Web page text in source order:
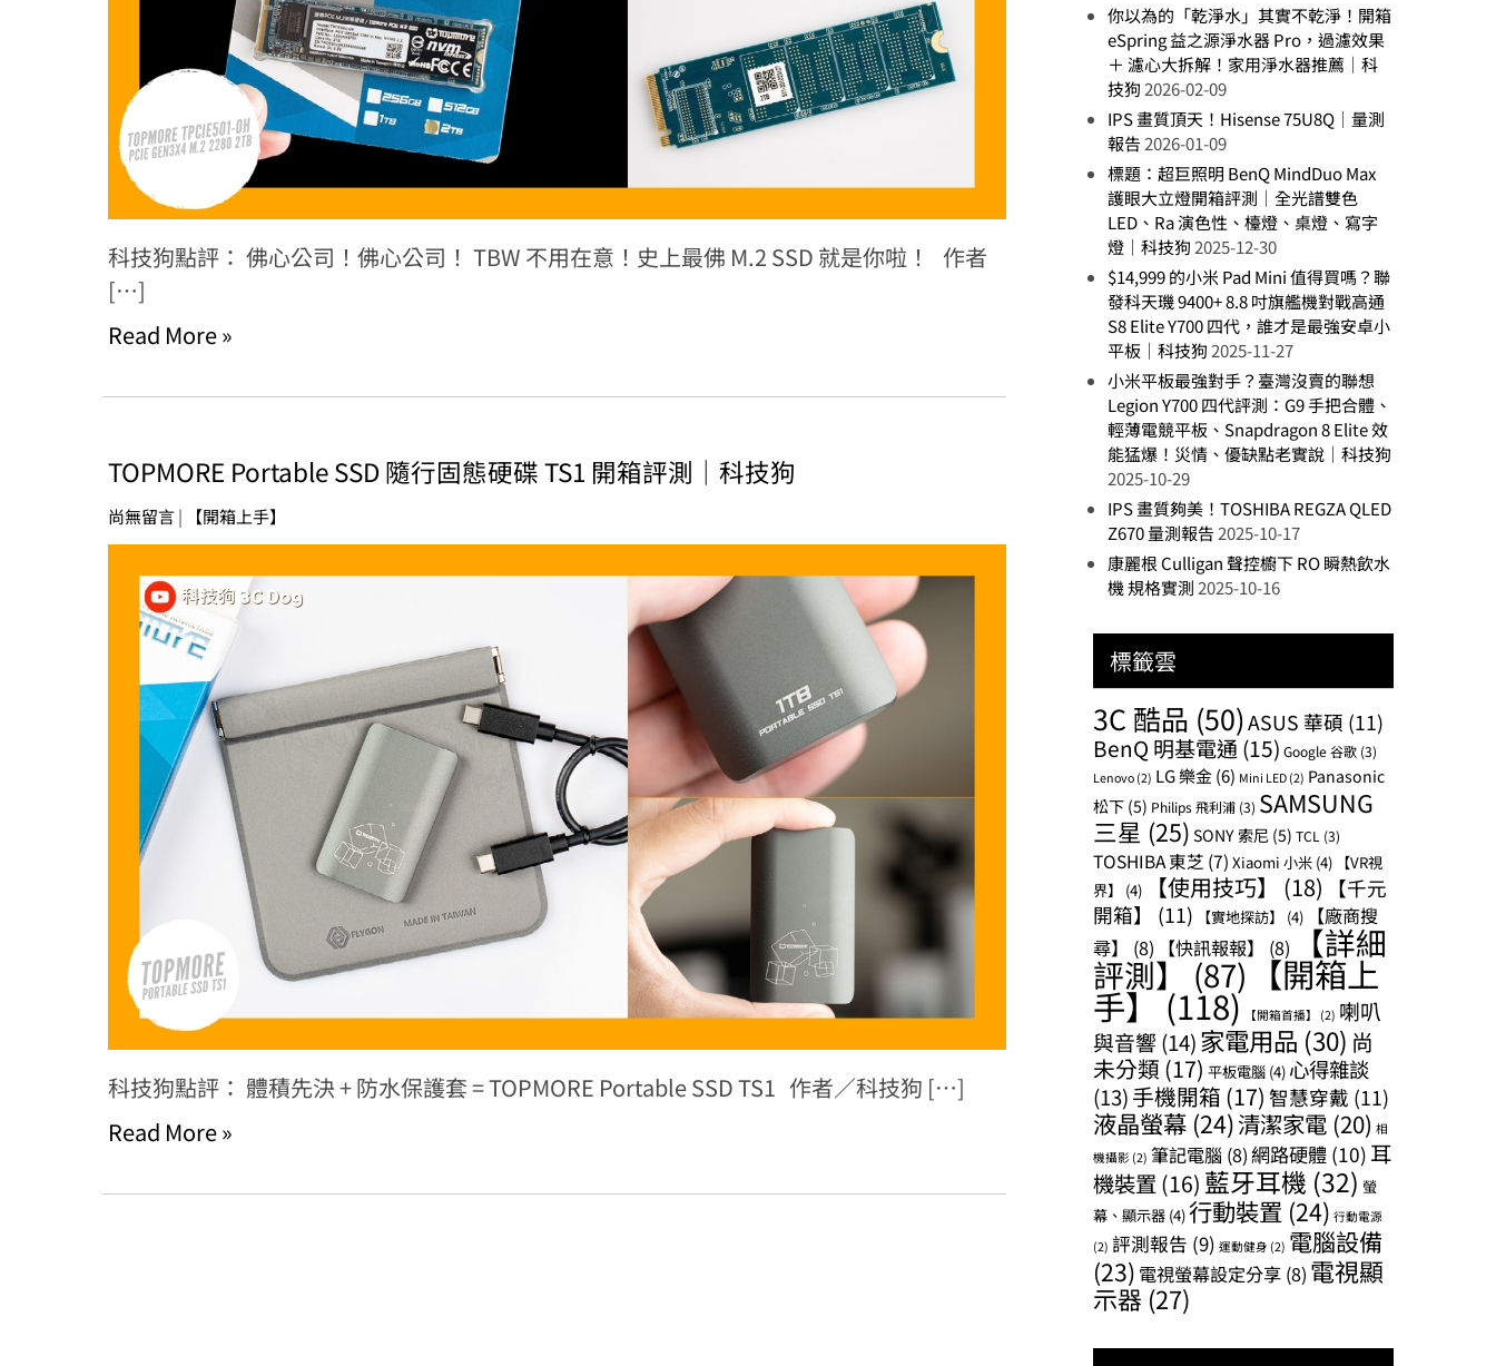
科技狗點評： 佛心公司！佛心公司！ TBW 不用在意！史上最佛 M.2 SSD 就是你啦！ 作者
[…]
Read More »
TOPMORE Portable SSD 隨行固態硬碟 TS1 開箱評測｜科技狗
尚無留言| 【開箱上手】
科技狗點評： 體積先決 + 防水保護套 = TOPMORE Portable SSD TS1 作者／科技狗 […]
Read More »
你以為的「乾淨水」其實不乾淨！開箱
eSpring 益之源淨水器 Pro，過濾效果
＋ 濾心大拆解！家用淨水器推薦｜科
技狗2026-02-09
IPS 畫質頂天！Hisense 75U8Q｜量測
報告2026-01-09
標題：超巨照明 BenQ MindDuo Max
護眼大立燈開箱評測｜全光譜雙色
LED、Ra 演色性、檯燈、桌燈、寫字
燈｜科技狗2025-12-30
$14,999 的小米 Pad Mini 值得買嗎？聯
發科天璣 9400+ 8.8 吋旗艦機對戰高通
S8 Elite Y700 四代，誰才是最強安卓小
平板｜科技狗2025-11-27
小米平板最強對手？臺灣沒賣的聯想
Legion Y700 四代評測：G9 手把合體、
輕薄電競平板、Snapdragon 8 Elite 效
能猛爆！災情、優缺點老實說｜科技狗
2025-10-29
IPS 畫質夠美！TOSHIBA REGZA QLED
Z670 量測報告2025-10-17
康麗根 Culligan 聲控櫥下 RO 瞬熱飲水
機 規格實測2025-10-16
標籤雲
3C 酷品 (50)ASUS 華碩 (11)
BenQ 明基電通 (15) Google 谷歌 (3)
Lenovo (2) LG 樂金(6) Mini LED (2) Panasonic
松下 (5) Philips 飛利浦 (3) SAMSUNG
三星 (25) SONY 索尼 (5) TCL (3)
TOSHIBA 東芝 (7) Xiaomi 小米 (4) 【VR視
界】
(4) 【使用技巧】 (18)
【千元
開箱】
(11) 【實地探訪】 (4)
【廠商搜
尋】
(8) 【快訊報報】 (8) 【詳細
評測】 (87)【開箱上
手】(118) 【開箱首播】 (2) 喇叭
與音響 (14)家電用品 (30) 尚
未分類 (17) 平板電腦 (4) 心得雜談
(13)手機開箱 (17) 智慧穿戴 (11)
液晶螢幕 (24)清潔家電 (20) 相
機攝影 (2) 筆記電腦 (8)網路硬體 (10) 耳
機裝置 (16) 藍牙耳機 (32) 螢
幕、顯示器 (4)行動裝置 (24) 行動電源
(2) 評測報告 (9) 運動健身 (2) 電腦設備
(23) 電視螢幕設定分享 (8) 電視顯
示器 (27)